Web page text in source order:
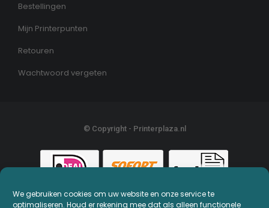
We gebruiken cookies om uw website en onze service te
optimaliseren. Houd er rekening mee dat als alleen functionele
Bestellingen
Mijn Printerpunten
Retouren
Wachtwoord vergeten
© Copyright - Printerplaza.nl